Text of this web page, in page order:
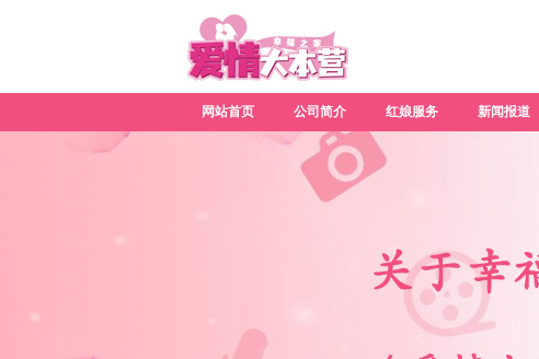
网站首页 公司简介 红娘服务 新闻报道